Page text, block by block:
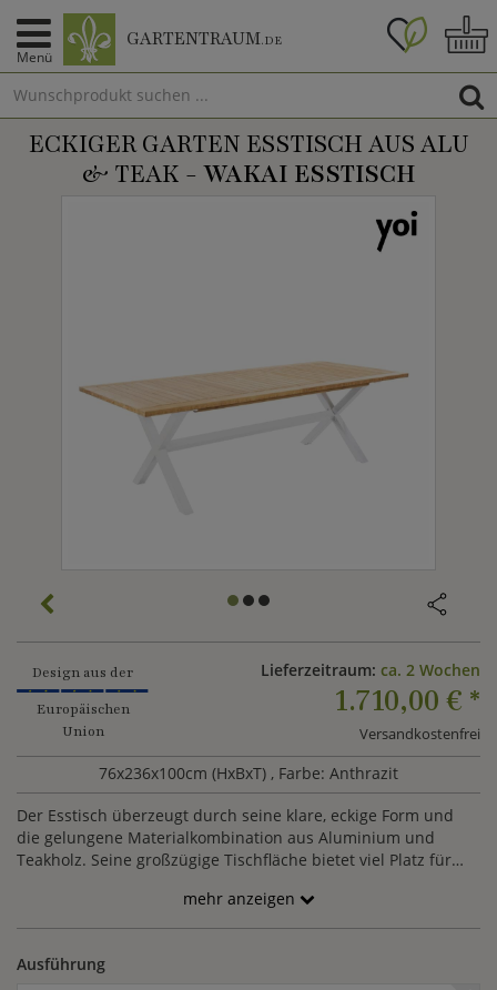
Menü
GARTENTRAUM.DE
ECKIGER GARTEN ESSTISCH AUS ALU
& TEAK - WAKAI ESSTISCH
Design aus der
Europäischen
Union
Lieferzeitraum: ca. 2 Wochen
1.710,00 € *
Versandkostenfrei
76x236x100cm (HxBxT) , Farbe: Anthrazit
Der Esstisch überzeugt durch seine klare, eckige Form und
die gelungene Materialkombination aus Aluminium und
Teakholz. Seine großzügige Tischfläche bietet viel Platz für
wetterbeständige Tischplatte garantieren lange Haltbarkeit.
Mit seinem modernen Design wird er zum stilvollen
mehr anzeigen
Ausführung